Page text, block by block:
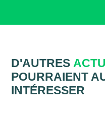
D'AUTRES
POURRAIENT
INTÉRESSER